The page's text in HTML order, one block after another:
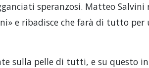
speranzosi. Matteo Salvini
e ribadisce che farà di tutto per
sulla pelle di tutti, e su questo